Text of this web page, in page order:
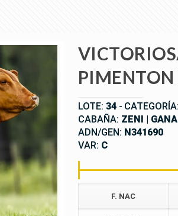
LOTE: 34- CATEGORÍA:
CABAÑA: ZENI |
ADN/GEN: N341690
VAR: C
F. NAC